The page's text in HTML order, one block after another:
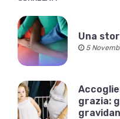
Una
5
grazia: